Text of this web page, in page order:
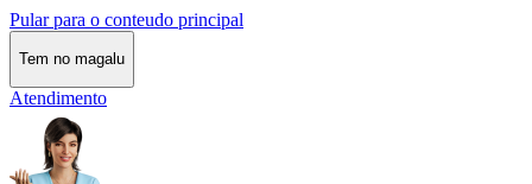
Pular para o conteudo principal
Tem no magalu
Atendimento